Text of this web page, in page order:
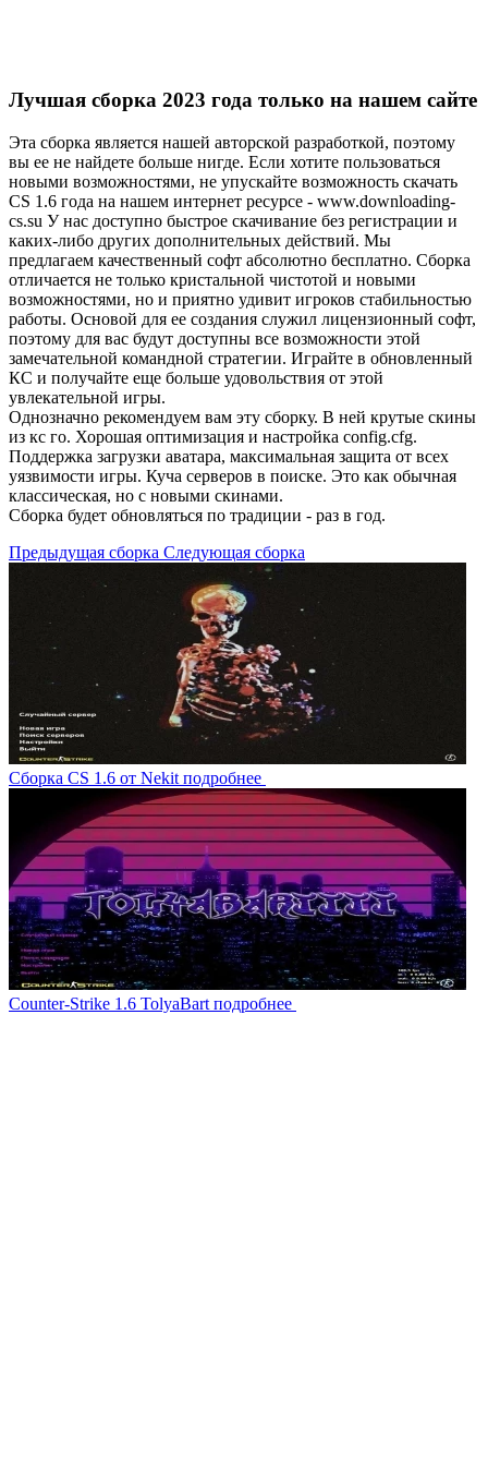
Лучшая сборка 2023 года только на нашем сайте
Эта сборка является нашей авторской разработкой, поэтому
вы ее не найдете больше нигде. Если хотите пользоваться
новыми возможностями, не упускайте возможность скачать
CS 1.6 года на нашем интернет ресурсе - www.downloading-
cs.su У нас доступно быстрое скачивание без регистрации и
каких-либо других дополнительных действий. Мы
предлагаем качественный софт абсолютно бесплатно. Сборка
отличается не только кристальной чистотой и новыми
возможностями, но и приятно удивит игроков стабильностью
работы. Основой для ее создания служил лицензионный софт,
поэтому для вас будут доступны все возможности этой
замечательной командной стратегии. Играйте в обновленный
КС и получайте еще больше удовольствия от этой
увлекательной игры.
Однозначно рекомендуем вам эту сборку. В ней крутые скины
из кс го. Хорошая оптимизация и настройка config.cfg.
Поддержка загрузки аватара, максимальная защита от всех
уязвимости игры. Куча серверов в поиске. Это как обычная
классическая, но с новыми скинами.
Сборка будет обновляться по традиции - раз в год.
Предыдущая сборка Следующая сборка
Сборка CS 1.6 от Nekit подробнее
Counter-Strike 1.6 TolyaBart подробнее